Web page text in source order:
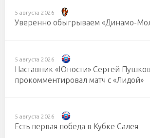
5 августа 2026
Уверенно обыгрываем «Динамо-
5 августа 2026
Наставник «Юности» Сергей Пушков
прокомментировал матч с «Лидой»
5 августа 2026
Есть первая победа в Кубке Салея